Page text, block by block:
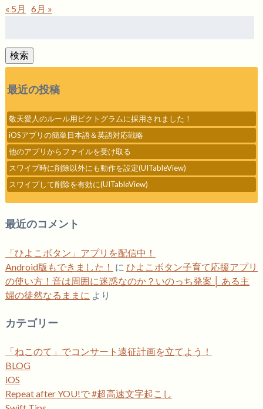
« 5月
6月 »
検索
最近の投稿
敬天愛人のルール用ピクトグラムに採用されました！
iOSアプリの簡単日本語＆英語対応戦略
他のアプリからファイルを受け取る
スワイプ時に削除以外にも動作を設定(UITableView)
スワイプして削除を有効に(UITableView)
最近のコメント
「ひよこボタン」アプリを配信中！
Android版もできました！ に ひよこボタン子育て応援アプリ
の使い方！音は周囲に迷惑なのか？いのっち発案 │ ある主
婦の徒然なるままに より
カテゴリー
「ねこのて」でコンサート遠征計画を立てよう！
BLOG
iOS
Repeat after YOU!で #超高速文字起こし